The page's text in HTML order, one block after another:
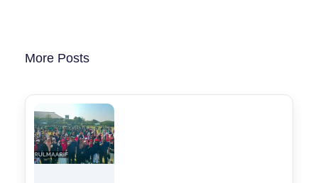
More Posts